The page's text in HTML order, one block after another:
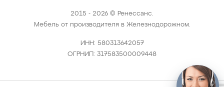
2015 - 2026 © Ренессанс.
Мебель от производителя в Железнодорожном.
ИНН: 580313642057
ОГРНИП: 317583500009448